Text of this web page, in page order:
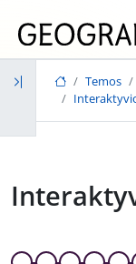
Temos